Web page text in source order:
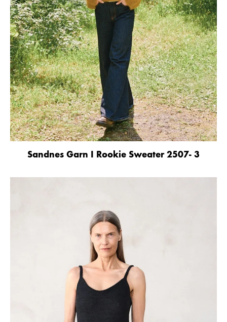
Sandnes Garn I Rookie Sweater 2507- 3